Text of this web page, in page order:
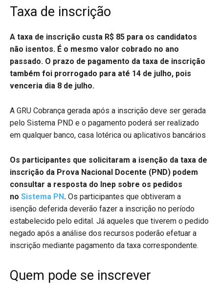
Taxa de inscrição
A taxa de inscrição custa R$ 85 para os candidatos
não isentos. É o mesmo valor cobrado no ano
passado. O prazo de pagamento da taxa de inscrição
também foi prorrogado para até 14 de julho, pois
venceria dia 8 de julho.
A GRU Cobrança gerada após a inscrição deve ser gerada
pelo Sistema PND e o pagamento poderá ser realizado
em qualquer banco, casa lotérica ou aplicativos bancários
Os participantes que solicitaram a isenção da taxa de
inscrição da Prova Nacional Docente (PND) podem
consultar a resposta do Inep sobre os pedidos
no Sistema PN. Os participantes que obtiveram a
isenção deferida deverão fazer a inscrição no período
estabelecido pelo edital. Já aqueles que tiverem o pedido
negado após a análise dos recursos poderão efetuar a
inscrição mediante pagamento da taxa correspondente.
Quem pode se inscrever